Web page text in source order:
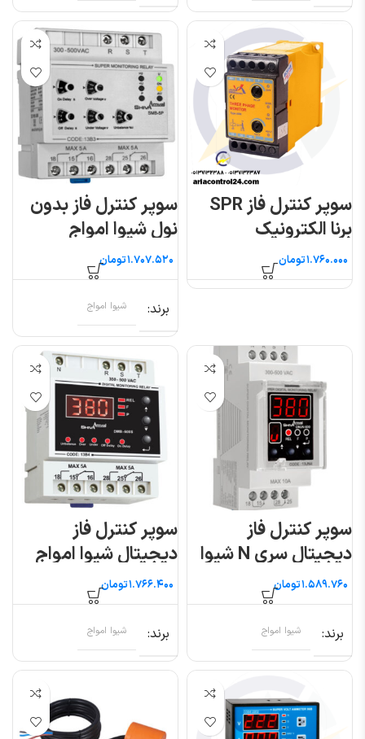
سوپر کنترل فاز SPR
برنا الکترونیک
تومان
سوپر کنترل فاز بدون
نول شیوا امواج
تومان
برند شیوا امواج
سوپر کنترل فاز
دیجیتال سری N شیوا
امواج
تومان
برند شیوا امواج
سوپر کنترل فاز
دیجیتال شیوا امواج
تومان
برند شیوا امواج